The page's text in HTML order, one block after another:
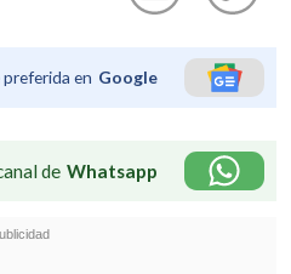
en Google
de Whatsapp